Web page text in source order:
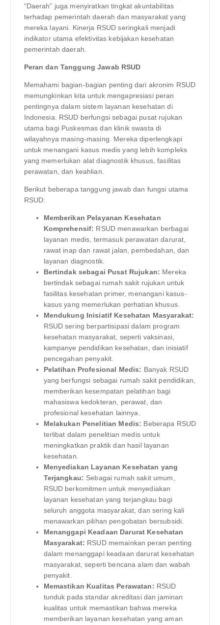
“Daerah” juga menyiratkan tingkat akuntabilitas
terhadap pemerintah daerah dan masyarakat yang
mereka layani. Kinerja RSUD seringkali menjadi
indikator utama efektivitas kebijakan kesehatan
pemerintah daerah.
Peran dan Tanggung Jawab RSUD
Memahami bagian-bagian penting dari akronim RSUD
memungkinkan kita untuk mengapresiasi peran
pentingnya dalam sistem layanan kesehatan di
Indonesia. RSUD berfungsi sebagai pusat rujukan
utama bagi Puskesmas dan klinik swasta di
wilayahnya masing-masing. Mereka diperlengkapi
untuk menangani kasus medis yang lebih kompleks
yang memerlukan alat diagnostik khusus, fasilitas
perawatan, dan keahlian.
Berikut beberapa tanggung jawab dan fungsi utama
RSUD:
Memberikan Pelayanan Kesehatan
Komprehensif: RSUD menawarkan berbagai
layanan medis, termasuk perawatan darurat,
rawat inap dan rawat jalan, pembedahan, dan
layanan diagnostik.
Bertindak sebagai Pusat Rujukan: Mereka
bertindak sebagai rumah sakit rujukan untuk
fasilitas kesehatan primer, menangani kasus-
kasus yang memerlukan perhatian khusus.
Mendukung Inisiatif Kesehatan Masyarakat:
RSUD sering berpartisipasi dalam program
kesehatan masyarakat, seperti vaksinasi,
kampanye pendidikan kesehatan, dan inisiatif
pencegahan penyakit.
Pelatihan Profesional Medis: Banyak RSUD
yang berfungsi sebagai rumah sakit pendidikan,
memberikan kesempatan pelatihan bagi
mahasiswa kedokteran, perawat, dan
profesional kesehatan lainnya.
Melakukan Penelitian Medis: Beberapa RSUD
terlibat dalam penelitian medis untuk
meningkatkan praktik dan hasil layanan
kesehatan.
Menyediakan Layanan Kesehatan yang
Terjangkau: Sebagai rumah sakit umum,
RSUD berkomitmen untuk menyediakan
layanan kesehatan yang terjangkau bagi
seluruh anggota masyarakat, dan sering kali
menawarkan pilihan pengobatan bersubsidi.
Menanggapi Keadaan Darurat Kesehatan
Masyarakat: RSUD memainkan peran penting
dalam menanggapi keadaan darurat kesehatan
masyarakat, seperti bencana alam dan wabah
penyakit.
Memastikan Kualitas Perawatan: RSUD
tunduk pada standar akreditasi dan jaminan
kualitas untuk memastikan bahwa mereka
memberikan layanan kesehatan yang aman